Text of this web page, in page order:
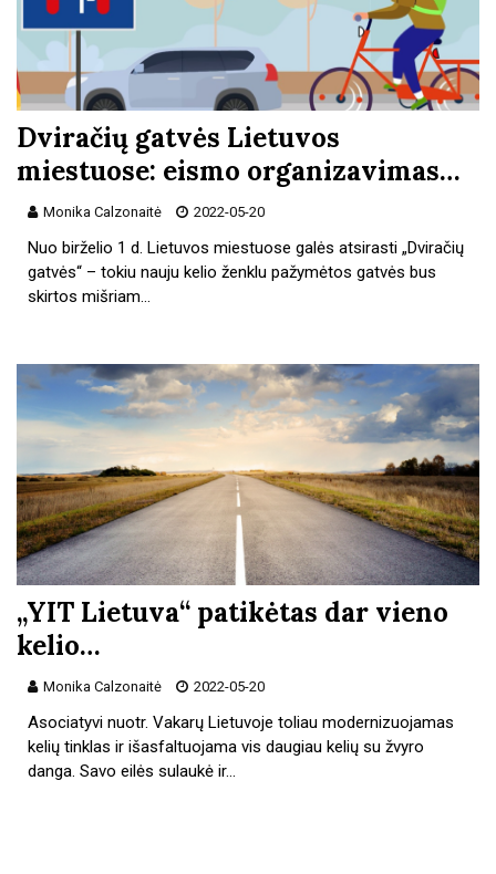
Dviračių gatvės Lietuvos
miestuose: eismo organizavimas…
Monika Calzonaitė 2022-05-20
Nuo birželio 1 d. Lietuvos miestuose galės atsirasti „Dviračių
gatvės“ – tokiu nauju kelio ženklu pažymėtos gatvės bus
skirtos mišriam…
„YIT Lietuva“ patikėtas dar vieno
kelio…
Monika Calzonaitė 2022-05-20
Asociatyvi nuotr. Vakarų Lietuvoje toliau modernizuojamas
kelių tinklas ir išasfaltuojama vis daugiau kelių su žvyro
danga. Savo eilės sulaukė ir…